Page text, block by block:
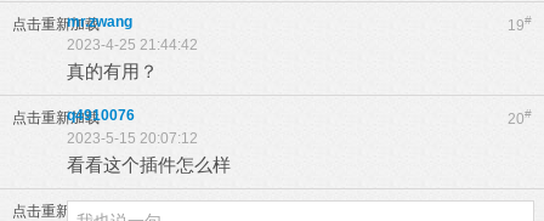
点击重新加载 19#
mr.zwang
2023-4-25 21:44:42
真的有用？
点击重新加载 20#
q4910076
2023-5-15 20:07:12
看看这个插件怎么样
点击重新加载